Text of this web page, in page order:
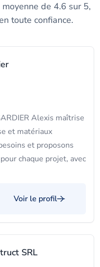
de 4.6 sur 5,
toute confiance.
Alexis maîtrise
et matériaux
et proposons
chaque projet, avec
Voir le profil
SRL